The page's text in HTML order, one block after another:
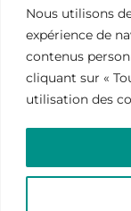
Nous utilisons
expérience de
contenus
cliquant sur «
utilisation des
Conditions
Mentions légales
Politique de
Ce site est